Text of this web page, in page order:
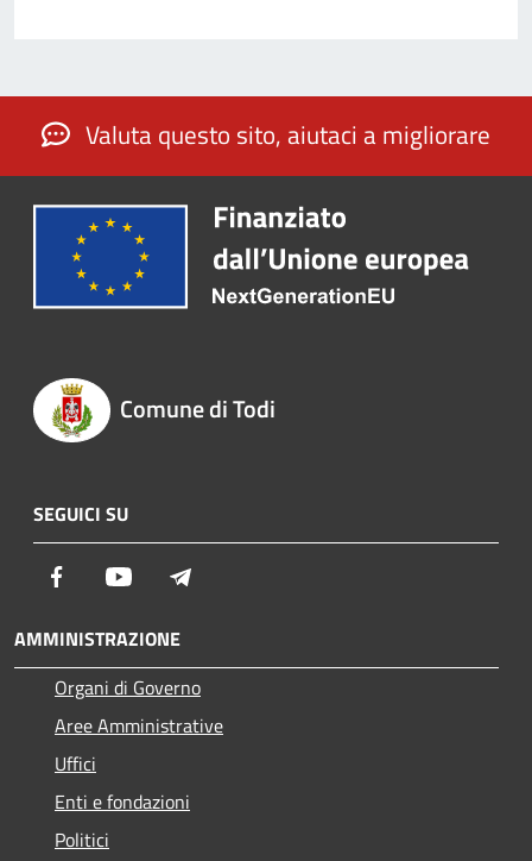
Valuta questo sito, aiutaci a migliorare
Comune di Todi
SEGUICI SU
Facebook Youtube
AMMINISTRAZIONE
Organi di Governo
Aree Amministrative
Uffici
Enti e fondazioni
Politici